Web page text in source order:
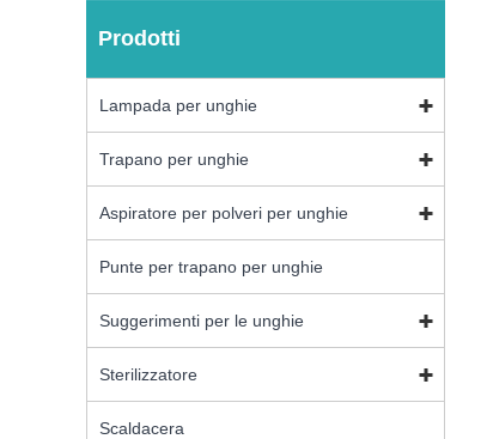
Prodotti
Lampada per unghie
Trapano per unghie
Aspiratore per polveri per unghie
Punte per trapano per unghie
Suggerimenti per le unghie
Sterilizzatore
Scaldacera